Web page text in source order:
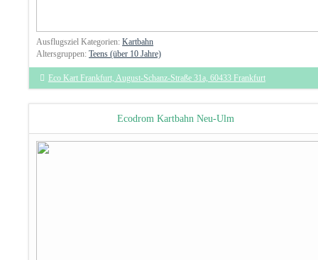
Ausflugsziel Kategorien:Kartbahn
Altersgruppen:Teens (über 10 Jahre)
Eco Kart Frankfurt, August-Schanz-Straße 31a, 60433 Frankfurt
Ecodrom Kartbahn Neu-Ulm